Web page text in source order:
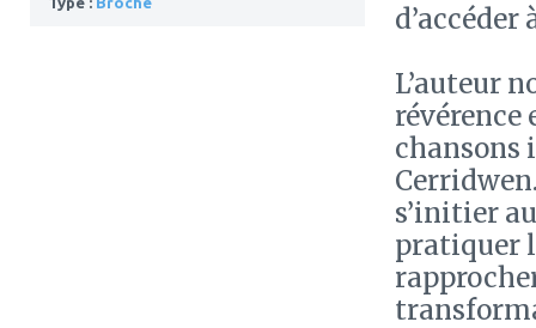
L’auteur
révérence
chansons
s’initier
pratiquer